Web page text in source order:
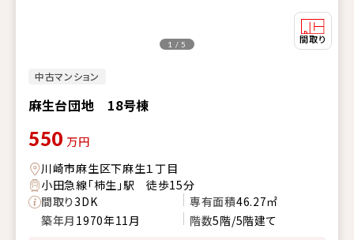
中古マンション
麻生台団地 18号棟
1 / 5
550 万円
川崎市麻生区下麻生１丁目
小田急線「柿生」駅 徒歩15分
間取り3DK 専有面積46.27㎡
築年月 1970年11月 階数5階/5階建て